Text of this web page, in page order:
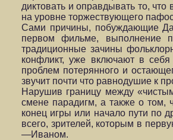
диктовать и оправдывать то,
на уровне торжествующего
Сами причины, побуждающие
первом фильме, выполнение
традиционные зачины
конфликт, уже включают в
проблем потерянного и
звучит почти что равнодушие к
Нарушив границу между
смене парадигм, а также о том,
конец игры или начало пути по
всего, зрителей, которым в
—Иваном.